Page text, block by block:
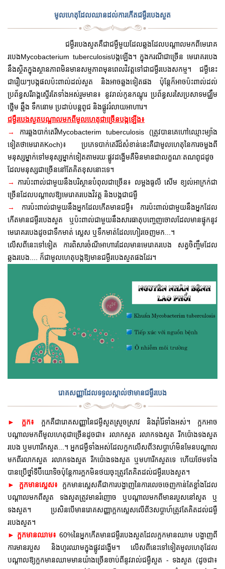
មូលហេតុដែលឈានដល់ការកើតជម្ងឺរបេងសួត
ជម្ងឺរបេងសួតគឺជាជម្ងឺមួយដែលឆ្លងដែលបណ្តាលមកពីមេរោគ
របេងMycobacterium tuberculosisបង្កឡើង។ ក្នុងករណីជាច្រើន មេរោគរបេង
នឹងស្ថិតក្នុងស្ថានភាពមិនមានសម្មភាពមុនពេលវិវត្តទៅជាជម្ងឺរបេងសកម្ម។ ជម្ងឺនេះ
ជារឿយៗបង្កផលប៉ះពាល់ដល់សួត និងអាចឆ្លងទៀតផង ប៉ុន្តែក៏អាចប៉ះពាល់ដល់
ប្រព័ន្ធសរីរាង្គស្ទើរតែទាំងអស់រួមមាន៖ នូវរាល់កូនកណ្តុរ ប្រព័ន្ធសរសៃប្រសាទមជ្ឈឹម
ថ្លើម ឆ្អឹង ទឹកនោម ប្រដាប់បន្តពូជ និងផ្លូវរំលាយអាហារ។
ជម្ងឺរបេងសួតបណ្តាលមកពីមូលហេតុជាច្រើនបង្កឡើង៖
→
ការឆ្លងបាក់តេរីMycobacterim tuberculosis (ត្រូវបានគេហៅឈ្មោះម្យ៉ាង
ទៀតថាមេរោគKoch)៖ ប្រភេទបាក់តេរីដ៏សំខាន់នេះគឺជាមូលហេតុនៃការចម្លងពី
មនុស្សម្នាក់ទៅមនុស្សម្នាក់ទៀតតាមរយៈផ្លូវដង្ហើមគឺមិនមានជាលក្ខណៈតណពូជដូច
ដែលមនុស្សជាច្រើននៅតែគិតខុសនោះទេ។
→ ការប៉ះពាល់ជាមួយនឹងបរិស្ថានបំពុលជាច្រើន៖ លម្អងធូលី សើម ខ្យល់អាក្រក់ជា
ច្រើនដែលបណ្តាលឱ្យមេរោគរបេងវិវត្ត និងបង្កជាជម្ងឺ
→ ការប៉ះពាល់ជាមួយនឹងអ្នកដែលកើតមានជម្ងឺ៖ ការប៉ះពាល់ជាមួយនឹងអ្នកដែល
កើតមានជម្ងឺរបេងសួត ឬប៉ះពាល់ជាមួយនឹងសារធាតុបញ្ចេញចោលដែលមានផ្ទុកនូវ
មេរោគរបេងដូចជាទឹកមាត់ ស្លេស ឬទឹកមាត់ដែលហៀរចេញមក...។
លើសពីនេះទៅទៀត ការពិសារចំណីអាហារដែលមានមេរោគរបេង សត្វចិញ្ចឹមដែល
ឆ្លងរបេង.... ក៏ជាមូលហេតុបង្កឱ្យមានជម្ងឺរបេងសួតផងដែរ។
រោគសញ្ញាដែលទទួលស្គាល់ថាមានជម្ងឺរបេង
► ក្អក៖ក្អកគឺជារោគសញ្ញានៃជម្ងឺសួតស្រួចស្រាវ និងរុាំរ៉ៃទាំងអស់។ ក្អកអាច
បណ្តាលមកពីមូលហេតុជាច្រើនដូចជា៖ រលាកសួត រលាកទងសួត រីកប៉ោងទងសួត
របេង ឬមហារីកសួត...។ អ្នកជម្ងឺទាំងអស់ដែលក្អកលើសពី3សប្តាហ៍មិនមែនបណ្តាល
មកពីរលាកសួត រលាកទងសួត រីកប៉ោងទងសួត ឬមហារីកសួតទេ ហើយថែមទាំង
បានប្រើថ្នាំទីប៊ីយោទិចប៉ុន្តែការក្អកមិនថយចុះត្រូវតែគិតដល់ជម្ងឺរបេងសួត។
► ក្អកមានស្លេស៖ ក្អកមានស្លេសគឺជាការបង្ហាញនៃការលេចចេញកាន់តែខ្លាំងដែល
បណ្តាលមកពីសួត ទងសួតត្រូវមានរំញោច ឬបណ្តាលមកពីមានរបួសនៅសួត ឬ
ទងសួត។ ប្រសិនបើមានរោគសញ្ញាក្អកស្លេសលើពី3សប្តាហ៍ត្រូវតែគិតដល់ជម្ងឺ
របេងសួត។
► ក្អកមានឈាម៖ 60%នៃអ្នកកើតមានជម្ងឺរបេងសួតដែលក្អកមានឈាម បង្ហាញពី
ការមានរបួស និងហូរឈាមក្នុងផ្លូវដង្ហើម។ លើសពីនេះទៅទៀតមូលហេតុដែល
បណ្តាលឱ្យក្អកមានឈាមមានយ៉ាងច្រើនចាប់ពីនូវរាល់ជម្ងឺសួត - ទងសួត (ដូចជា៖